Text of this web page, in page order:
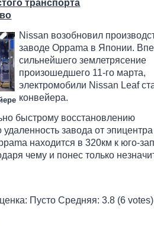
транспорта
Nissan возобновил
заводе Oppama в Японии.
сильнейшего землетрясение
произошедшего 11-го марта,
электромобили Nissan Leaf
конвейера.
быстрому восстановлению
завода от эпицентра
находится в 320км к юго-
чему и понес только
Пусто Средняя:3.8 (6 votes)